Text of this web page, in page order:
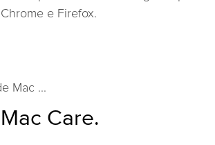
e Firefox.
Mac ...
Care.